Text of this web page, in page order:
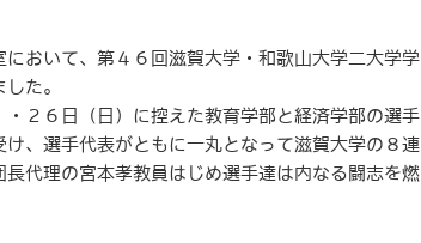
おいて、第４６回滋賀大学・和歌山大学二大学学
た。
２６日（日）に控えた教育学部と経済学部の選手
、選手代表がともに一丸となって滋賀大学の８連
代理の宮本孝教員はじめ選手達は内なる闘志を燃